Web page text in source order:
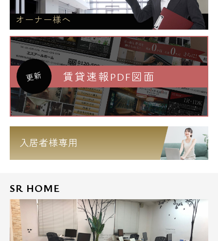
オーナー様へ
更新 賃貸速報PDF図面
入居者様専用
SR HOME